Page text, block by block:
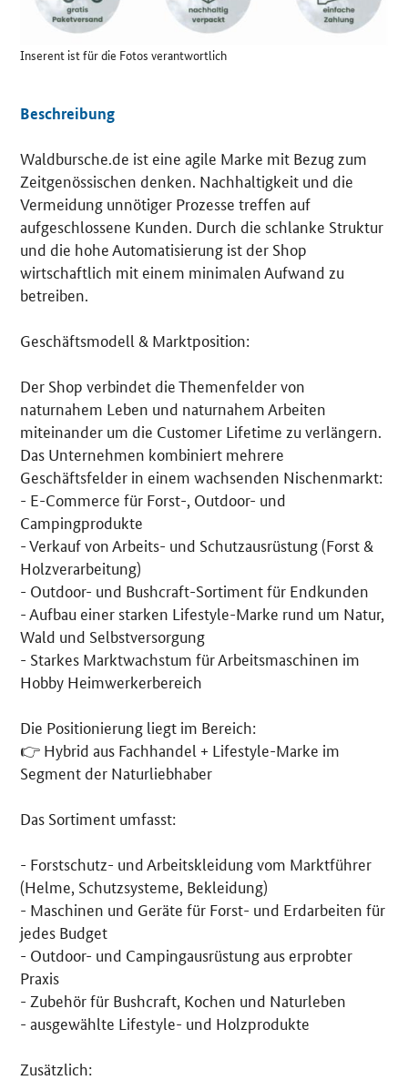
Inserent ist für die Fotos verantwortlich
Beschreibung
Waldbursche.de ist eine agile Marke mit Bezug zum
Zeitgenössischen denken. Nachhaltigkeit und die
Vermeidung unnötiger Prozesse treffen auf
aufgeschlossene Kunden. Durch die schlanke Struktur
und die hohe Automatisierung ist der Shop
wirtschaftlich mit einem minimalen Aufwand zu
betreiben.
Geschäftsmodell & Marktposition:
Der Shop verbindet die Themenfelder von
naturnahem Leben und naturnahem Arbeiten
miteinander um die Customer Lifetime zu verlängern.
Das Unternehmen kombiniert mehrere
Geschäftsfelder in einem wachsenden Nischenmarkt:
- E-Commerce für Forst-, Outdoor- und
Campingprodukte
- Verkauf von Arbeits- und Schutzausrüstung (Forst &
Holzverarbeitung)
- Outdoor- und Bushcraft-Sortiment für Endkunden
- Aufbau einer starken Lifestyle-Marke rund um Natur,
Wald und Selbstversorgung
- Starkes Marktwachstum für Arbeitsmaschinen im
Hobby Heimwerkerbereich
Die Positionierung liegt im Bereich:
👉 Hybrid aus Fachhandel + Lifestyle-Marke im
Segment der Naturliebhaber
Das Sortiment umfasst:
- Forstschutz- und Arbeitskleidung vom Marktführer
(Helme, Schutzsysteme, Bekleidung)
- Maschinen und Geräte für Forst- und Erdarbeiten für
jedes Budget
- Outdoor- und Campingausrüstung aus erprobter
Praxis
- Zubehör für Bushcraft, Kochen und Naturleben
- ausgewählte Lifestyle- und Holzprodukte
Zusätzlich: